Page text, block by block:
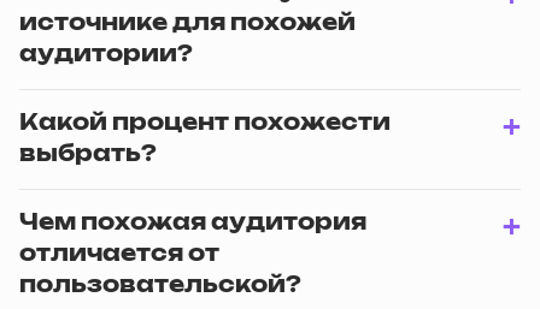
источнике для похожей
аудитории?
Какой процент похожести
выбрать?
Чем похожая аудитория
отличается от
пользовательской?